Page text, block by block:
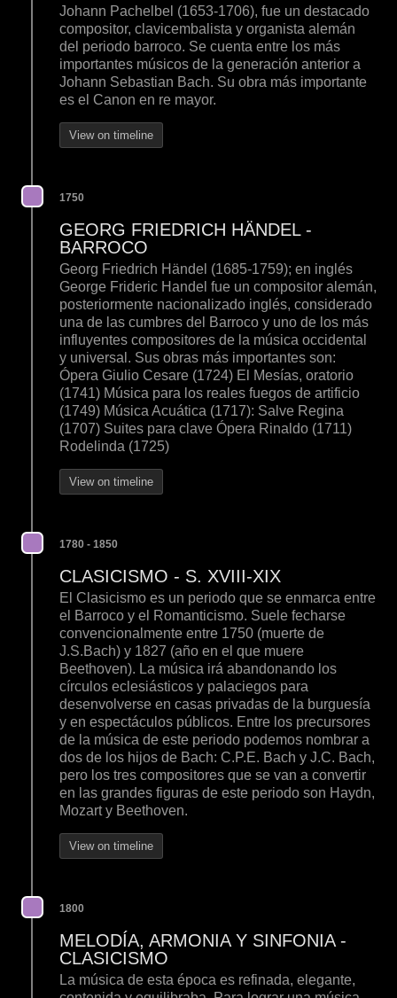
Johann Pachelbel (1653-1706), fue un destacado
compositor, clavicembalista y organista alemán
del periodo barroco. Se cuenta entre los más
importantes músicos de la generación anterior a
Johann Sebastian Bach. Su obra más importante
es el Canon en re mayor.
View on timeline
1750
GEORG FRIEDRICH HÄNDEL -
BARROCO
Georg Friedrich Händel (1685-1759); en inglés
George Frideric Handel fue un compositor alemán,
posteriormente nacionalizado inglés, considerado
una de las cumbres del Barroco y uno de los más
influyentes compositores de la música occidental
y universal. Sus obras más importantes son:
Ópera Giulio Cesare (1724) El Mesías, oratorio
(1741) Música para los reales fuegos de artificio
(1749) Música Acuática (1717): Salve Regina
(1707) Suites para clave Ópera Rinaldo (1711)
Rodelinda (1725)
View on timeline
1780 - 1850
CLASICISMO - S. XVIII-XIX
El Clasicismo es un periodo que se enmarca entre
el Barroco y el Romanticismo. Suele fecharse
convencionalmente entre 1750 (muerte de
J.S.Bach) y 1827 (año en el que muere
Beethoven). La música irá abandonando los
círculos eclesiásticos y palaciegos para
desenvolverse en casas privadas de la burguesía
y en espectáculos públicos. Entre los precursores
de la música de este periodo podemos nombrar a
dos de los hijos de Bach: C.P.E. Bach y J.C. Bach,
pero los tres compositores que se van a convertir
en las grandes figuras de este periodo son Haydn,
Mozart y Beethoven.
View on timeline
1800
MELODÍA, ARMONIA Y SINFONIA -
CLASICISMO
La música de esta época es refinada, elegante,